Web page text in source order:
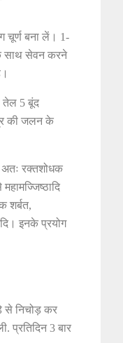
चूर्ण बना लें। 1-
साथ सेवन करने
तेल 5 बूंद
की जलन के
अतः रक्तशोधक
शर्बत,
इनके प्रयोग
निचोड़ कर
प्रतिदिन 3 बार